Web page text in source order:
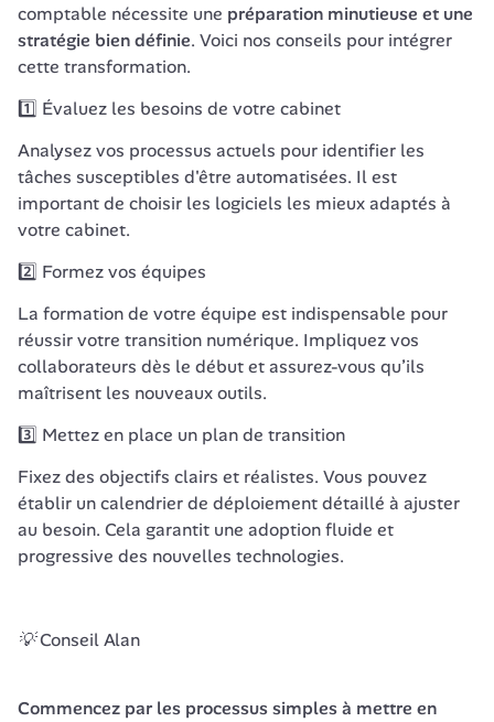
comptable nécessite une préparation minutieuse et une
stratégie bien définie. Voici nos conseils pour intégrer
cette transformation.
1️⃣ Évaluez les besoins de votre cabinet
Analysez vos processus actuels pour identifier les
tâches susceptibles d'être automatisées. Il est
important de choisir les logiciels les mieux adaptés à
votre cabinet.
2️⃣ Formez vos équipes
La formation de votre équipe est indispensable pour
réussir votre transition numérique. Impliquez vos
collaborateurs dès le début et assurez-vous qu’ils
maîtrisent les nouveaux outils.
3️⃣ Mettez en place un plan de transition
Fixez des objectifs clairs et réalistes. Vous pouvez
établir un calendrier de déploiement détaillé à ajuster
au besoin. Cela garantit une adoption fluide et
progressive des nouvelles technologies.
💡 Conseil Alan
Commencez par les processus simples à mettre en